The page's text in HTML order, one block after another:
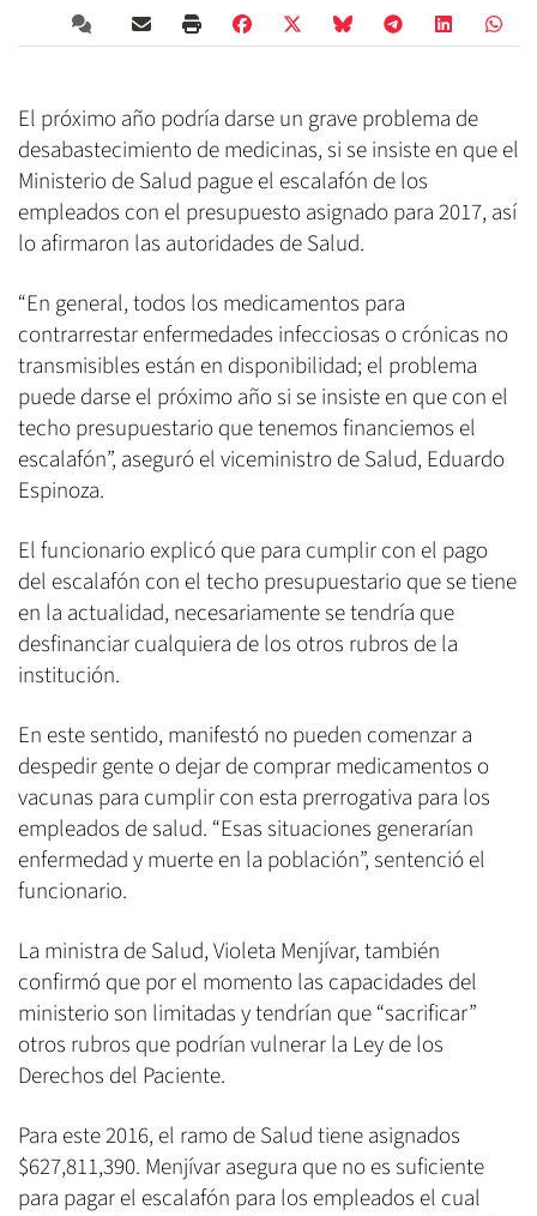
El próximo año podría darse un grave problema de
desabastecimiento de medicinas, si se insiste en que el
Ministerio de Salud pague el escalafón de los
empleados con el presupuesto asignado para 2017, así
lo afirmaron las autoridades de Salud.
“En general, todos los medicamentos para
contrarrestar enfermedades infecciosas o crónicas no
transmisibles están en disponibilidad; el problema
puede darse el próximo año si se insiste en que con el
techo presupuestario que tenemos financiemos el
escalafón”, aseguró el viceministro de Salud, Eduardo
Espinoza.
El funcionario explicó que para cumplir con el pago
del escalafón con el techo presupuestario que se tiene
en la actualidad, necesariamente se tendría que
desfinanciar cualquiera de los otros rubros de la
institución.
En este sentido, manifestó no pueden comenzar a
despedir gente o dejar de comprar medicamentos o
vacunas para cumplir con esta prerrogativa para los
empleados de salud. “Esas situaciones generarían
enfermedad y muerte en la población”, sentenció el
funcionario.
La ministra de Salud, Violeta Menjívar, también
confirmó que por el momento las capacidades del
ministerio son limitadas y tendrían que “sacrificar”
otros rubros que podrían vulnerar la Ley de los
Derechos del Paciente.
Para este 2016, el ramo de Salud tiene asignados
$627,811,390. Menjívar asegura que no es suficiente
para pagar el escalafón para los empleados el cual